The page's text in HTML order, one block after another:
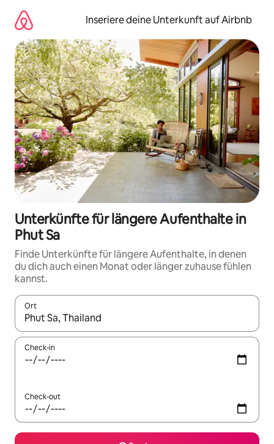
Inhalten
springen
Inseriere deine Unterkunft auf Airbnb
Unterkünfte für längere Aufenthalte in
Phut Sa
Finde Unterkünfte für längere Aufenthalte, in denen
du dich auch einen Monat oder länger zuhause fühlen
kannst.
Ort
Wenn Ergebnisse verfügbar sind, navigiere mit den
Check-in
Check-out